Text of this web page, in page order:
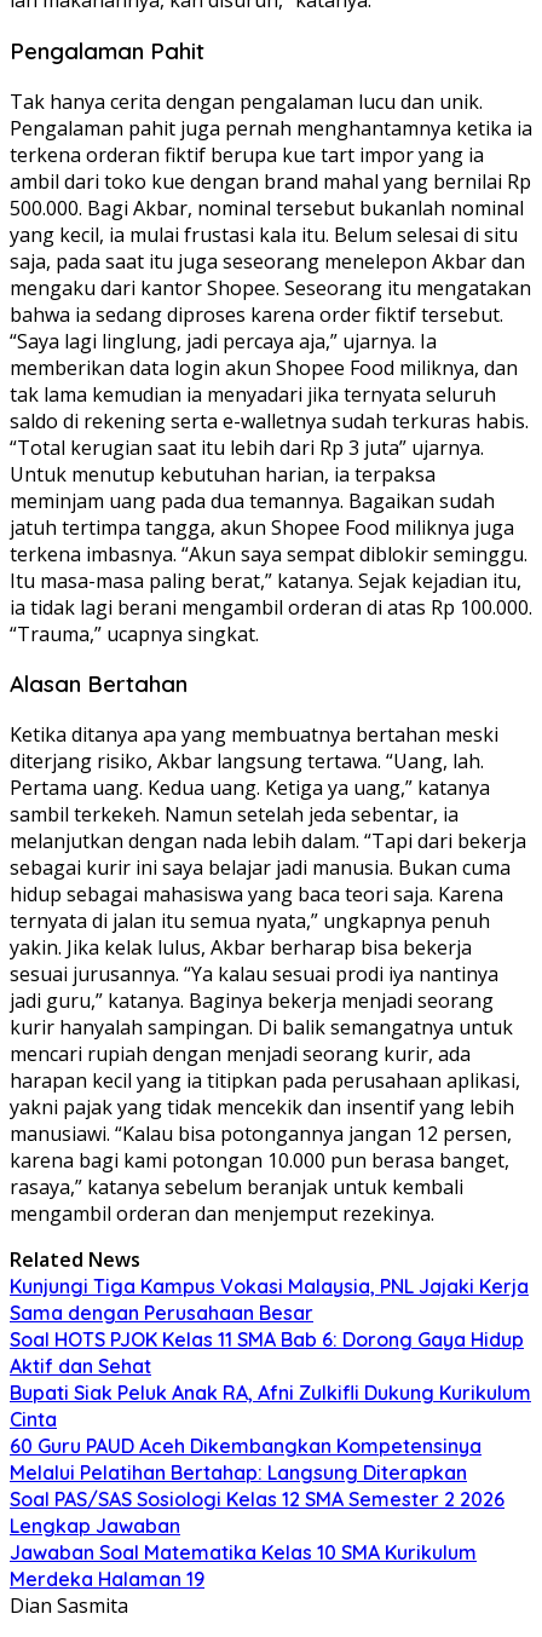
Pengalaman Pahit
Tak hanya cerita dengan pengalaman lucu dan unik.
Pengalaman pahit juga pernah menghantamnya ketika ia
terkena orderan fiktif berupa kue tart impor yang ia
ambil dari toko kue dengan brand mahal yang bernilai Rp
500.000. Bagi Akbar, nominal tersebut bukanlah nominal
yang kecil, ia mulai frustasi kala itu. Belum selesai di situ
saja, pada saat itu juga seseorang menelepon Akbar dan
mengaku dari kantor Shopee. Seseorang itu mengatakan
bahwa ia sedang diproses karena order fiktif tersebut.
“Saya lagi linglung, jadi percaya aja,” ujarnya. Ia
memberikan data login akun Shopee Food miliknya, dan
tak lama kemudian ia menyadari jika ternyata seluruh
saldo di rekening serta e-walletnya sudah terkuras habis.
“Total kerugian saat itu lebih dari Rp 3 juta” ujarnya.
Untuk menutup kebutuhan harian, ia terpaksa
meminjam uang pada dua temannya. Bagaikan sudah
jatuh tertimpa tangga, akun Shopee Food miliknya juga
terkena imbasnya. “Akun saya sempat diblokir seminggu.
Itu masa-masa paling berat,” katanya. Sejak kejadian itu,
ia tidak lagi berani mengambil orderan di atas Rp 100.000.
“Trauma,” ucapnya singkat.
Alasan Bertahan
Ketika ditanya apa yang membuatnya bertahan meski
diterjang risiko, Akbar langsung tertawa. “Uang, lah.
Pertama uang. Kedua uang. Ketiga ya uang,” katanya
sambil terkekeh. Namun setelah jeda sebentar, ia
melanjutkan dengan nada lebih dalam. “Tapi dari bekerja
sebagai kurir ini saya belajar jadi manusia. Bukan cuma
hidup sebagai mahasiswa yang baca teori saja. Karena
ternyata di jalan itu semua nyata,” ungkapnya penuh
yakin. Jika kelak lulus, Akbar berharap bisa bekerja
sesuai jurusannya. “Ya kalau sesuai prodi iya nantinya
jadi guru,” katanya. Baginya bekerja menjadi seorang
kurir hanyalah sampingan. Di balik semangatnya untuk
mencari rupiah dengan menjadi seorang kurir, ada
harapan kecil yang ia titipkan pada perusahaan aplikasi,
yakni pajak yang tidak mencekik dan insentif yang lebih
manusiawi. “Kalau bisa potongannya jangan 12 persen,
karena bagi kami potongan 10.000 pun berasa banget,
rasaya,” katanya sebelum beranjak untuk kembali
mengambil orderan dan menjemput rezekinya.
Related News
Kunjungi Tiga Kampus Vokasi Malaysia, PNL Jajaki Kerja
Sama dengan Perusahaan Besar
Soal HOTS PJOK Kelas 11 SMA Bab 6: Dorong Gaya Hidup
Aktif dan Sehat
Bupati Siak Peluk Anak RA, Afni Zulkifli Dukung Kurikulum
Cinta
60 Guru PAUD Aceh Dikembangkan Kompetensinya
Melalui Pelatihan Bertahap: Langsung Diterapkan
Soal PAS/SAS Sosiologi Kelas 12 SMA Semester 2 2026
Lengkap Jawaban
Jawaban Soal Matematika Kelas 10 SMA Kurikulum
Merdeka Halaman 19
Dian Sasmita